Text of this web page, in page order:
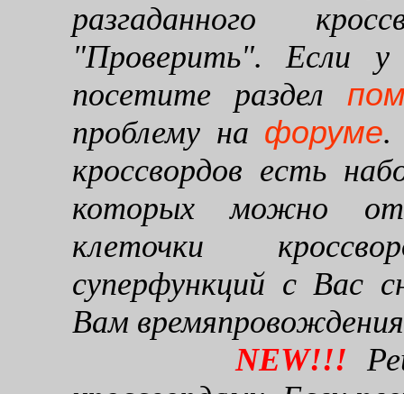
разгаданного
"Проверить". Если
посетите раздел
проблему на форуме.
кроссвордов есть
которых можно
клеточки
суперфункций с Вас
Вам
NEW!!!